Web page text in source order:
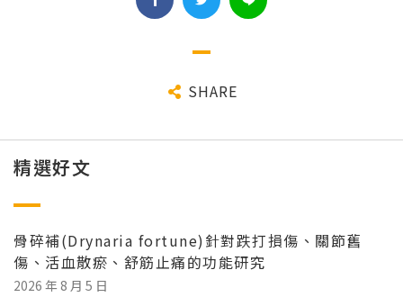
SHARE
精選好文
骨碎補(Drynaria fortune)針對跌打損傷、關節舊
傷、活血散瘀、舒筋止痛的功能研究
2026 年 8 月 5 日